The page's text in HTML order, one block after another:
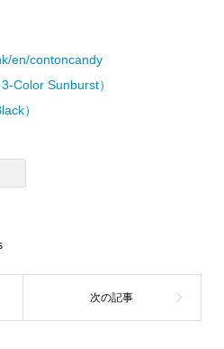
en/contoncandy
Color Sunburst）
）